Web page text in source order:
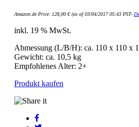
Amazon.de Price: 128,00 €(as of 03/04/2017 05:43 PST-
inkl. 19 % MwSt.
Abmessung (L/B/H): ca. 110 x 110 x
Gewicht: ca. 10,5 kg
Empfohlenes Alter: 2+
Produkt kaufen